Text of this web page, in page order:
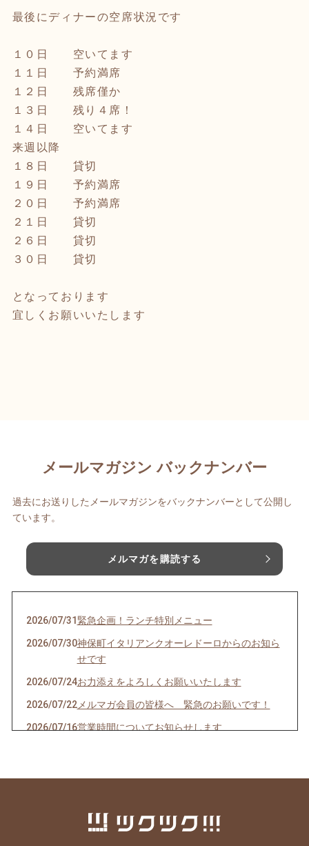
最後にディナーの空席状況です
１０日 空いてます
１１日 予約満席
１２日 残席僅か
１３日 残り４席！
１４日 空いてます
来週以降
１８日 貸切
１９日 予約満席
２０日 予約満席
２１日 貸切
２６日 貸切
３０日 貸切
となっております
宜しくお願いいたします
メールマガジン バックナンバー
過去にお送りしたメールマガジンをバックナンバーとして公開し
ています。
メルマガを購読する
2026/07/31 緊急企画！ランチ特別メニュー
2026/07/30神保町イタリアンクオーレドーロからのお知ら
せです
2026/07/24お力添えをよろしくお願いいたします
2026/07/22メルマガ会員の皆様へ 緊急のお願いです！
2026/07/16営業時間についてお知らせします
急なお知らせですみません！